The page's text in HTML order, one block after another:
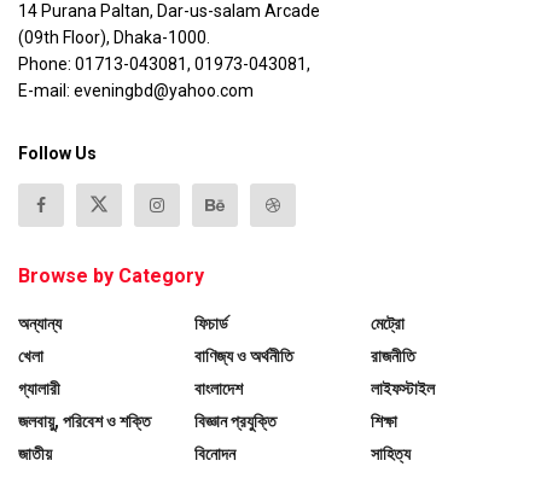
14 Purana Paltan, Dar-us-salam Arcade
(09th Floor), Dhaka-1000.
Phone: 01713-043081, 01973-043081,
E-mail: eveningbd@yahoo.com
Follow Us
Browse by Category
অন্যান্য
খেলা
গ্যালারী
জলবায়ু, পরিবেশ ও শক্তি
জাতীয়
ফিচার্ড
বাণিজ্য ও অর্থনীতি
বাংলাদেশ
বিজ্ঞান প্রযুক্তি
বিনোদন
মেট্রো
রাজনীতি
লাইফস্টাইল
শিক্ষা
সাহিত্য